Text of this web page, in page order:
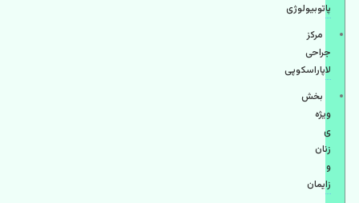
پاتوبیولوژی
مرکز
جراحی
لاپاراسکوپی
بخش
ویژه
ی
زنان
و
زایمان